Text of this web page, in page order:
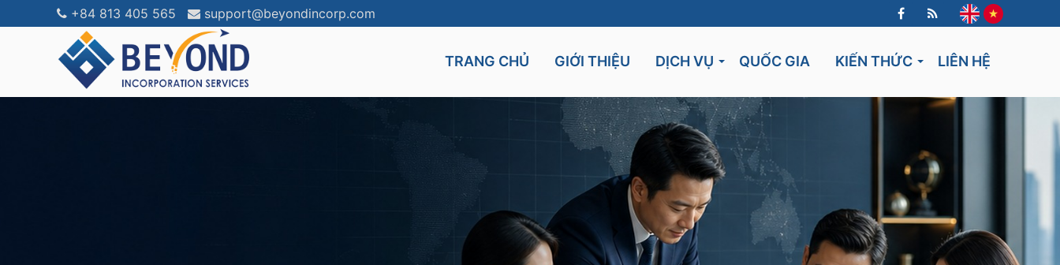
+84 813 405 565 support@beyondincorp.com
TRANG CHỦ GIỚI THIỆU DỊCH VỤ QUỐC GIA
Cyprus
UK
Mauritius
Seychelles
Lithuania
KIẾN THỨC LIÊN HỆ